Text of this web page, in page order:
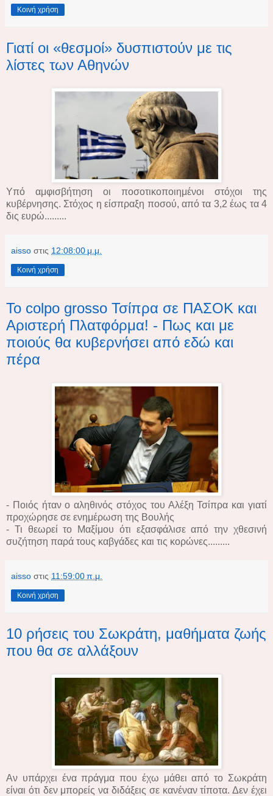
Κοινή χρήση
Γιατί οι «θεσμοί» δυσπιστούν με τις
λίστες των Αθηνών
Υπό αμφισβήτηση οι ποσοτικοποιημένοι στόχοι της
κυβέρνησης. Στόχος η είσπραξη ποσού, από τα 3,2 έως τα 4
δις ευρώ.........
aisso στις 12:08:00 μ.μ.
Κοινή χρήση
Το colpo grosso Τσίπρα σε ΠΑΣΟΚ και
Αριστερή Πλατφόρμα! - Πως και με
ποιούς θα κυβερνήσει από εδώ και
πέρα
- Ποιός ήταν ο αληθινός στόχος του Αλέξη Τσίπρα και γιατί
προχώρησε σε ενημέρωση της Βουλής
- Τι θεωρεί το Μαξίμου ότι εξασφάλισε από την χθεσινή
συζήτηση παρά τους καβγάδες και τις κορώνες.........
aisso στις 11:59:00 π.μ.
Κοινή χρήση
10 ρήσεις του Σωκράτη, μαθήματα ζωής
που θα σε αλλάξουν
Αν υπάρχει ένα πράγμα που έχω μάθει από το Σωκράτη
είναι ότι δεν μπορείς να διδάξεις σε κανέναν τίποτα. Δεν έχει